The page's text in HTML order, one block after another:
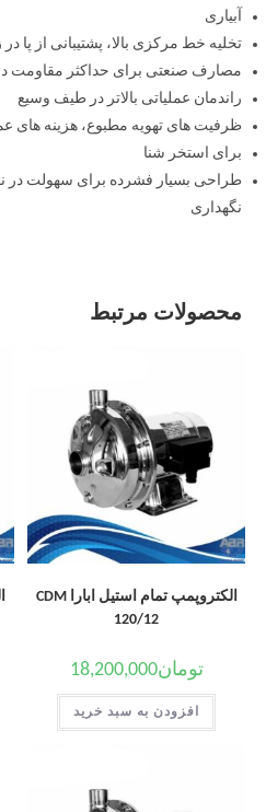
آبیاری
تخلیه خط مرکزی بالا، پشتیبانی از پا
مصارف صنعتی برای حداکثر مقاومت در
راندمان عملیاتی بالاتر در طیف وسیع
ظرفیت های تهویه مطبوع، هزینه های
برای استخر شنا
طراحی بسیار فشرده برای سهولت در
نگهداری
محصولات مرتبط
الکتروپمپ تمام استیل ابارا CDM
120/12
تومان18,200,000
افزودن به سبد خرید